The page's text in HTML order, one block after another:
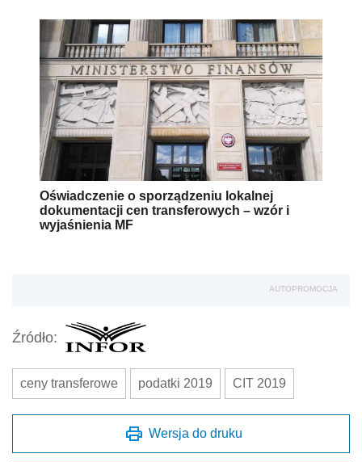
Oświadczenie o sporządzeniu lokalnej
dokumentacji cen transferowych – wzór i
wyjaśnienia MF
AUTOPROMOCJA
Źródło:
ceny transferowe podatki 2019 CIT 2019
Wersja do druku